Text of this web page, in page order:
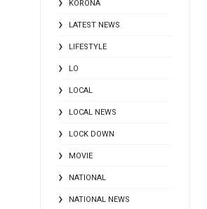
KORONA
LATEST NEWS
LIFESTYLE
LO
LOCAL
LOCAL NEWS
LOCK DOWN
MOVIE
NATIONAL
NATIONAL NEWS